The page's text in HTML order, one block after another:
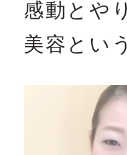
Guide
Course
感動とや
美容とい